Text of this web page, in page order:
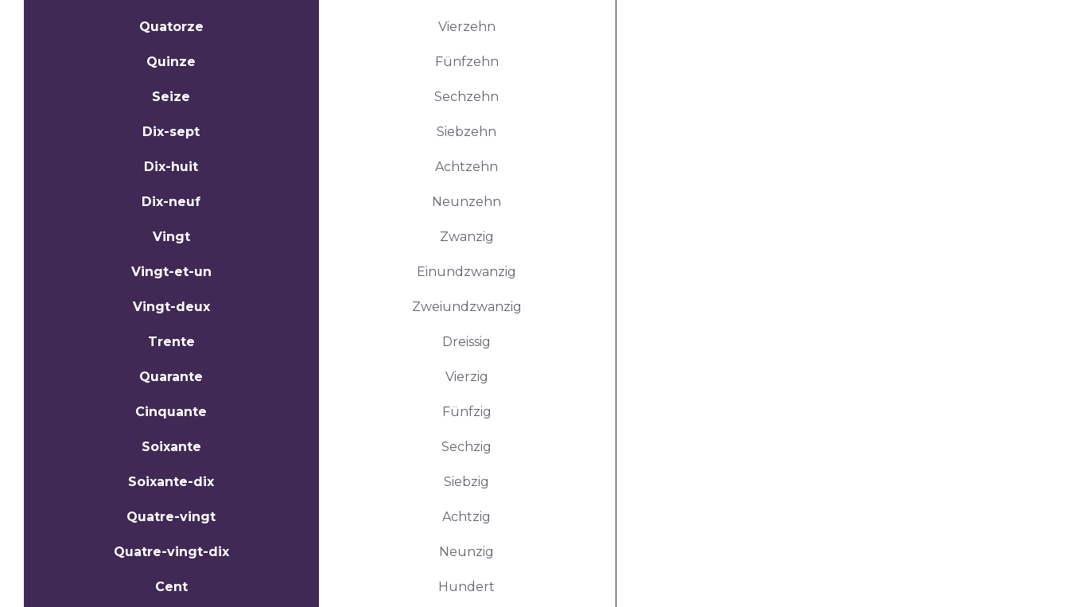
Quatorze Vierzehn
Quinze Fünfzehn
Seize Sechzehn
Dix-sept Siebzehn
Dix-huit Achtzehn
Dix-neuf Neunzehn
Vingt Zwanzig
Vingt-et-un Einundzwanzig
Vingt-deux Zweiundzwanzig
Trente Dreissig
Quarante Vierzig
Cinquante Fünfzig
Soixante Sechzig
Soixante-dix Siebzig
Quatre-vingt Achtzig
Quatre-vingt-dix Neunzig
Cent Hundert